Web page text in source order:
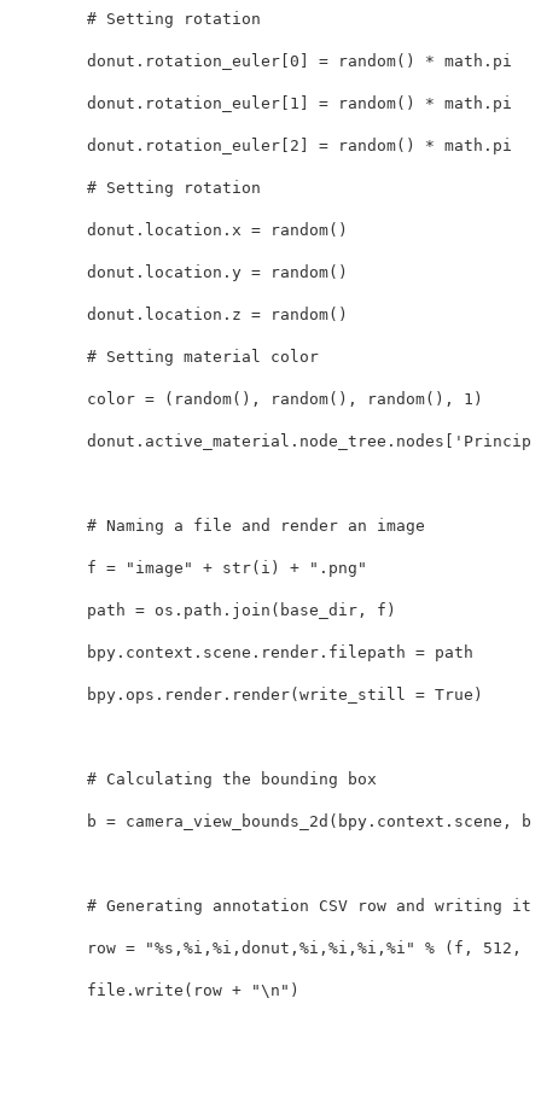
donut . rotation_euler 0 = random() * math . pi
donut . rotation_euler 1 = random() * math . pi
donut . rotation_euler 2 = random() * math . pi
donut . location . x = random()
donut . location . y = random()
donut . location . z = random()
color = ( random(), random(), random(), 1 )
donut . active_material . node_tree . nodes
f = "image" + str( i ) + ".png"
path = os . path . join ( base_dir , f )
bpy . context . scene . render . filepath = path
bpy . ops . render . render( write_still = True )
b = camera_view_bounds_2d ( bpy . context . scene ,
row = "%s,%i,%i,donut,%i,%i,%i,%i" % ( f , 512 ,
file . write ( row + "\n " )